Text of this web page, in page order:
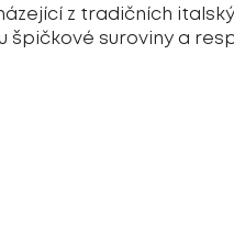
z tradičních
suroviny a